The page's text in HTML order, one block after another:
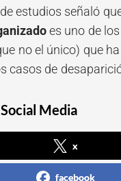
estudios señaló
es uno de
no el único) que
casos de
Media
x
facebook